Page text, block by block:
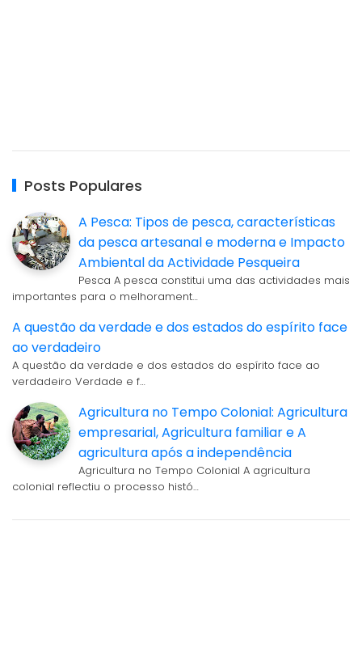
Posts Populares
A Pesca: Tipos de pesca, características
da pesca artesanal e moderna e Impacto
Ambiental da Actividade Pesqueira
Pesca A pesca constitui uma das actividades mais
importantes para o melhorament…
A questão da verdade e dos estados do espírito face
ao verdadeiro
A questão da verdade e dos estados do espírito face ao
verdadeiro Verdade e f…
Agricultura no Tempo Colonial: Agricultura
empresarial, Agricultura familiar e A
agricultura após a independência
Agricultura no Tempo Colonial A agricultura
colonial reflectiu o processo histó…